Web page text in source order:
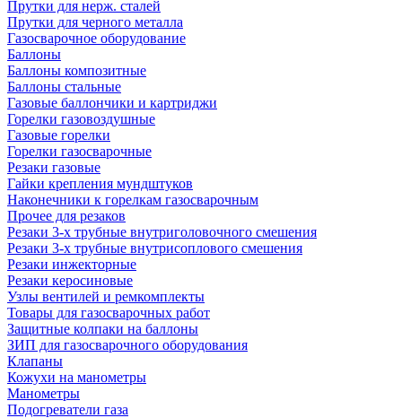
Прутки для нерж. сталей
Прутки для черного металла
Газосварочное оборудование
Баллоны
Баллоны композитные
Баллоны стальные
Газовые баллончики и картриджи
Горелки газовоздушные
Газовые горелки
Горелки газосварочные
Резаки газовые
Гайки крепления мундштуков
Наконечники к горелкам газосварочным
Прочее для резаков
Резаки 3-х трубные внутриголовочного смешения
Резаки 3-х трубные внутрисоплового смешения
Резаки инжекторные
Резаки керосиновые
Узлы вентилей и ремкомплекты
Товары для газосварочных работ
Защитные колпаки на баллоны
ЗИП для газосварочного оборудования
Клапаны
Кожухи на манометры
Манометры
Подогреватели газа